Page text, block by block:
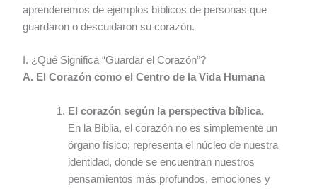
aprenderemos de ejemplos bíblicos de personas que
guardaron o descuidaron su corazón.
I. ¿Qué Significa “Guardar el Corazón”?
A. El Corazón como el Centro de la Vida Humana
El corazón según la perspectiva bíblica.
En la Biblia, el corazón no es simplemente un
órgano físico; representa el núcleo de nuestra
identidad, donde se encuentran nuestros
pensamientos más profundos, emociones y